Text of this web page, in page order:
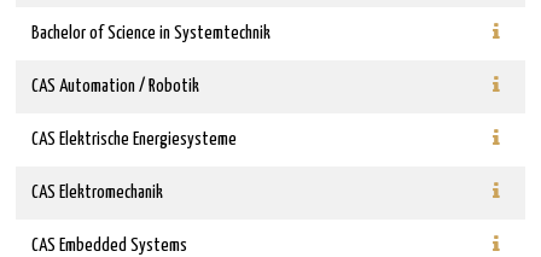
Bachelor of Science in Systemtechnik
CAS Automation / Robotik
CAS Elektrische Energiesysteme
CAS Elektromechanik
CAS Embedded Systems